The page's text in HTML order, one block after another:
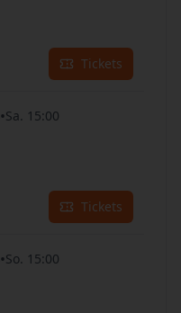
Tickets
•Sa. 15:00
Tickets
•So. 15:00